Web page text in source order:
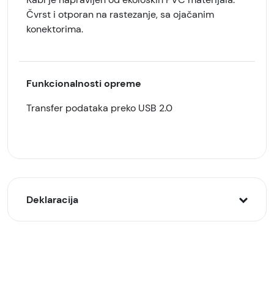
Čvrst i otporan na rastezanje, sa ojačanim
konektorima.
Funkcionalnosti opreme
Transfer podataka preko USB 2.0
Deklaracija